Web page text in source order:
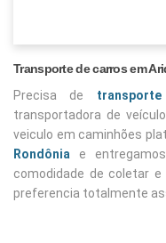
Transporte de carros em
Precisa de
transportadora de
veiculo em caminhões
Rondônia e
comodidade de coletar
preferencia totalmente